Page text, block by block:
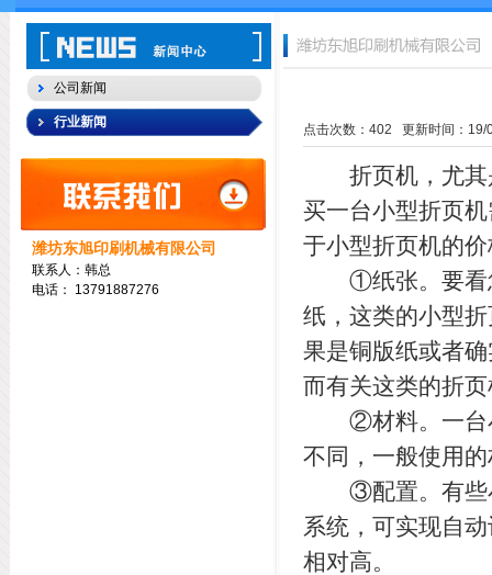
点击次数： 402 更新时间：
折页机，尤其
买一台小型折页
于小型折页机的
①纸张。要看您
纸，这类的小型
果是铜版纸或者
而有关这类的折
②材料。一台小
不同，一般使用
③配置。有些小
系统，可实现自
相对高。
公司新闻
行业新闻
潍坊东旭印刷机械有限公司
联系人：韩总
电话： 13791887276